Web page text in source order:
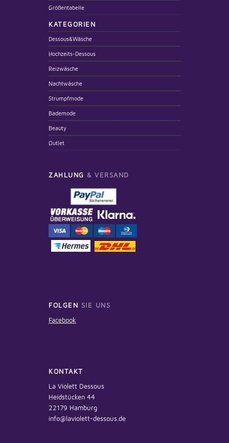
Größentabelle
KATEGORIEN
Dessous&Wäsche
Hochzeits-Dessous
Reizwäsche
Nachtwäsche
Strumpfmode
Bademode
Beauty
Outlet
ZAHLUNG & VERSAND
FOLGEN SIE UNS
Facebook
KONTAKT
La Violett Dessous
Heidstücken 44
22179 Hamburg
info@laviolett-dessous.de